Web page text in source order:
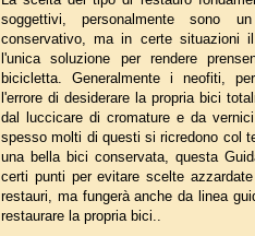
soggettivi, personalmente sono
conservativo, ma in certe situazioni
l'unica soluzione per rendere
bicicletta. Generalmente i neofiti,
l'errore di desiderare la propria bici
dal luccicare di cromature e da
spesso molti di questi si ricredono col
una bella bici conservata, questa
certi punti per evitare scelte
restauri, ma fungerà anche da linea
restaurare la propria bici..